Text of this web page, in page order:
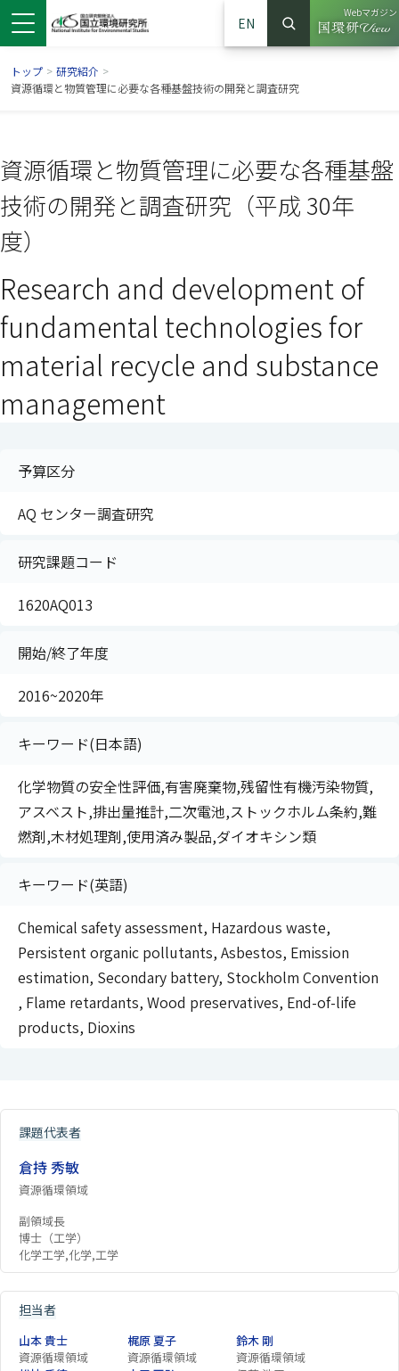
ウで開きます）
ンドウで開きます）
ウインドウで開きます）
EN
サイト内検索
検索
Webマガジン
（別ウイ
トップ > 研究紹介 >
資源循環と物質管理に必要な各種基盤技術の開発と調査研究
資源循環と物質管理に必要な各種基盤
技術の開発と調査研究（平成 30年
度）
Research and development of
fundamental technologies for
material recycle and substance
management
予算区分
AQ センター調査研究
研究課題コード
1620AQ013
開始/終了年度
2016~2020年
キーワード(日本語)
化学物質の安全性評価,有害廃棄物,残留性有機汚染物質,
アスベスト,排出量推計,二次電池,ストックホルム条約,難
燃剤,木材処理剤,使用済み製品,ダイオキシン類
キーワード(英語)
Chemical safety assessment, Hazardous waste,
Persistent organic pollutants, Asbestos, Emission
estimation, Secondary battery, Stockholm Convention
, Flame retardants, Wood preservatives, End-of-life
products, Dioxins
課題代表者
倉持 秀敏
資源循環領域
副領域長
博士（工学）
化学工学,化学,工学
担当者
山本 貴士
資源循環領域
梶原 夏子
資源循環領域
鈴木 剛
資源循環領域